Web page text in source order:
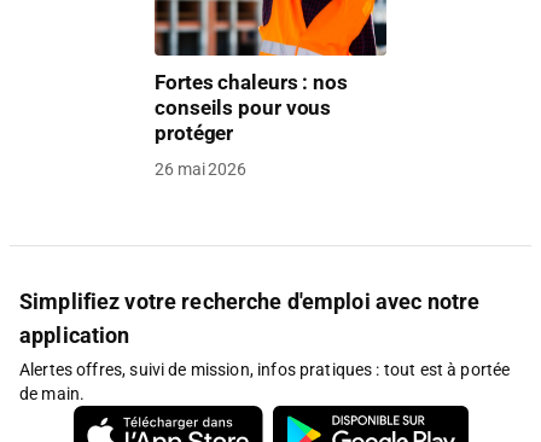
Fortes chaleurs : nos
conseils pour vous
protéger
26 mai 2026